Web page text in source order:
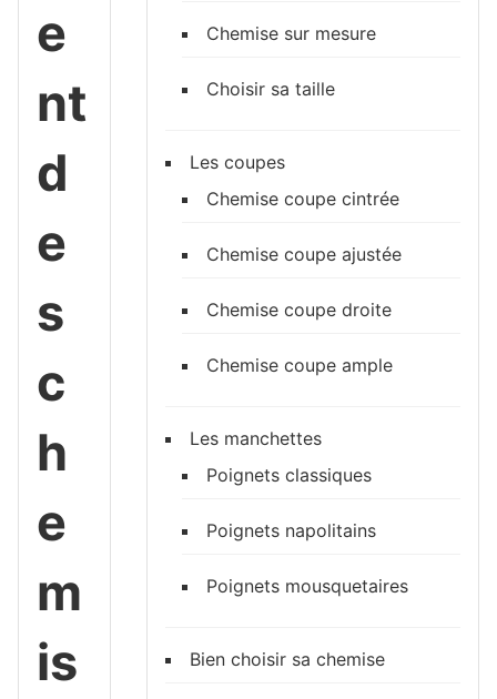
e
nt
d
e
s
c
h
e
m
is
Chemise sur mesure
Choisir sa taille
Les coupes
Chemise coupe cintrée
Chemise coupe ajustée
Chemise coupe droite
Chemise coupe ample
Les manchettes
Poignets classiques
Poignets napolitains
Poignets mousquetaires
Bien choisir sa chemise